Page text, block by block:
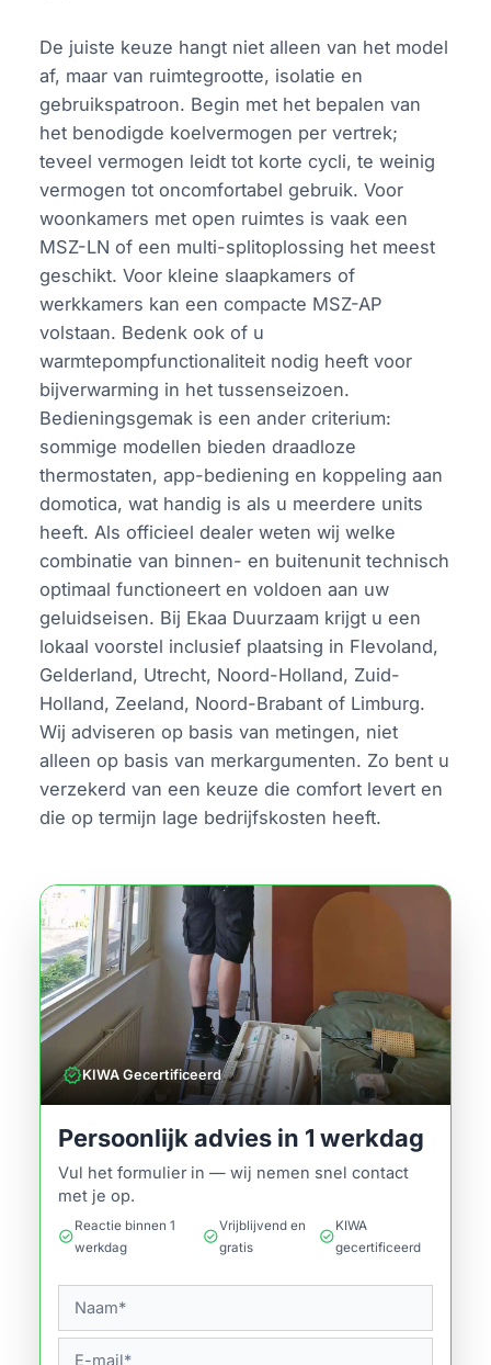
De juiste keuze hangt niet alleen van het model
af, maar van ruimtegrootte, isolatie en
gebruikspatroon. Begin met het bepalen van
het benodigde koelvermogen per vertrek;
teveel vermogen leidt tot korte cycli, te weinig
vermogen tot oncomfortabel gebruik. Voor
woonkamers met open ruimtes is vaak een
MSZ-LN of een multi-splitoplossing het meest
geschikt. Voor kleine slaapkamers of
werkkamers kan een compacte MSZ-AP
volstaan. Bedenk ook of u
warmtepompfunctionaliteit nodig heeft voor
bijverwarming in het tussenseizoen.
Bedieningsgemak is een ander criterium:
sommige modellen bieden draadloze
thermostaten, app-bediening en koppeling aan
domotica, wat handig is als u meerdere units
heeft. Als officieel dealer weten wij welke
combinatie van binnen- en buitenunit technisch
optimaal functioneert en voldoen aan uw
geluidseisen. Bij Ekaa Duurzaam krijgt u een
lokaal voorstel inclusief plaatsing in Flevoland,
Gelderland, Utrecht, Noord-Holland, Zuid-
Holland, Zeeland, Noord-Brabant of Limburg.
Wij adviseren op basis van metingen, niet
alleen op basis van merkargumenten. Zo bent u
verzekerd van een keuze die comfort levert en
die op termijn lage bedrijfskosten heeft.
verifiedKIWA Gecertificeerd
Persoonlijk advies in 1 werkdag
Vul het formulier in — wij nemen snel contact
met je op.
check_circle
Reactie binnen 1
werkdag
check_circle
Vrijblijvend en
gratis
check_circle
KIWA
gecertificeerd